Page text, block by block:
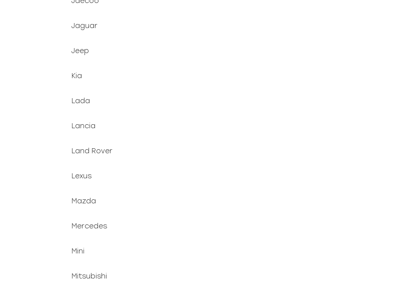
Jaguar
Jeep
Kia
Lada
Lancia
Land Rover
Lexus
Mazda
Mercedes
Mini
Mitsubishi